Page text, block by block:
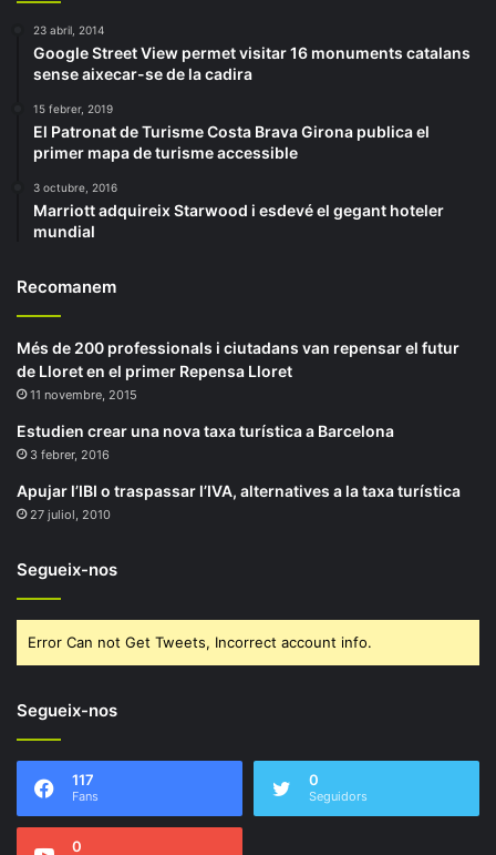
23 abril, 2014
Google Street View permet visitar 16 monuments catalans
sense aixecar-se de la cadira
15 febrer, 2019
El Patronat de Turisme Costa Brava Girona publica el
primer mapa de turisme accessible
3 octubre, 2016
Marriott adquireix Starwood i esdevé el gegant hoteler
mundial
Recomanem
Més de 200 professionals i ciutadans van repensar el futur
de Lloret en el primer Repensa Lloret
11 novembre, 2015
Estudien crear una nova taxa turística a Barcelona
3 febrer, 2016
Apujar l’IBI o traspassar l’IVA, alternatives a la taxa turística
27 juliol, 2010
Segueix-nos
Error Can not Get Tweets, Incorrect account info.
Segueix-nos
117
Fans
0
Seguidors
0